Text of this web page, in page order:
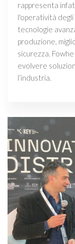
rappresenta
l'operatività degli
tecnologie
produzione,
sicurezza.
evolvere
l’industria.